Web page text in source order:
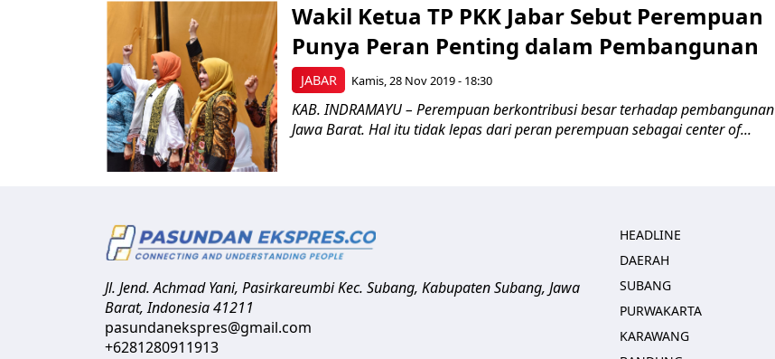
JABAR
Wakil Ketua TP PKK Jabar Sebut Perempuan
Punya Peran Penting dalam Pembangunan
Kamis, 28 Nov 2019 - 18:30
KAB. INDRAMAYU – Perempuan berkontribusi besar terhadap pembangunan
Jawa Barat. Hal itu tidak lepas dari peran perempuan sebagai center of...
Jl. Jend. Achmad Yani, PasirkareumbiKec. Subang, Kabupaten Subang, Jawa
Barat,Indonesia41211
pasundanekspres@gmail.com
+6281280911913
HEADLINE
DAERAH
SUBANG
PURWAKARTA
KARAWANG